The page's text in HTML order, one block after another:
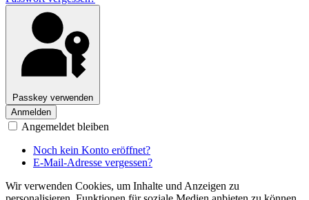
Passkey verwenden
Anmelden
Angemeldet bleiben
Noch kein Konto eröffnet?
E-Mail-Adresse vergessen?
Wir verwenden Cookies, um Inhalte und Anzeigen zu